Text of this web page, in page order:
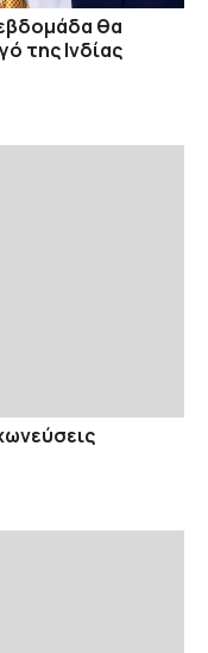
θα
της Ινδίας